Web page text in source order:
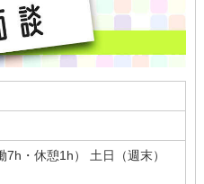
・休憩1h） 土日（週末）